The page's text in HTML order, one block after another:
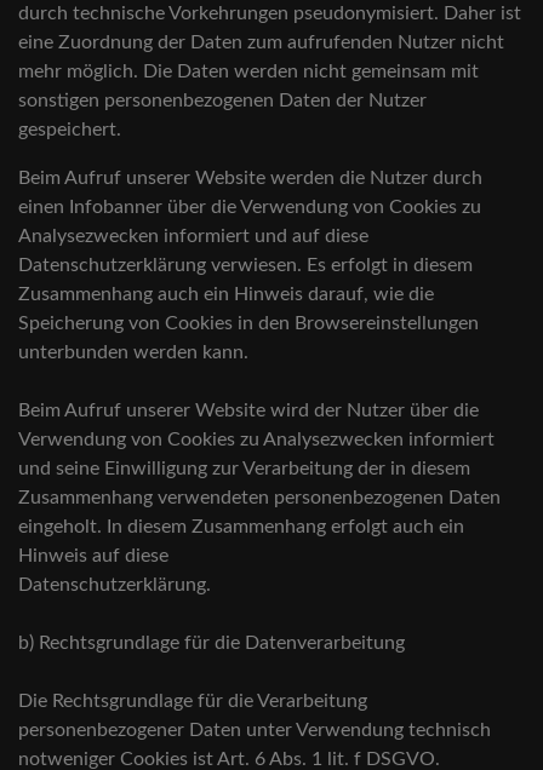
durch technische Vorkehrungen pseudonymisiert. Daher ist
eine Zuordnung der Daten zum aufrufenden Nutzer nicht
mehr möglich. Die Daten werden nicht gemeinsam mit
sonstigen personenbezogenen Daten der Nutzer
gespeichert.
Beim Aufruf unserer Website werden die Nutzer durch
einen Infobanner über die Verwendung von Cookies zu
Analysezwecken informiert und auf diese
Datenschutzerklärung verwiesen. Es erfolgt in diesem
Zusammenhang auch ein Hinweis darauf, wie die
Speicherung von Cookies in den Browsereinstellungen
unterbunden werden kann.
Beim Aufruf unserer Website wird der Nutzer über die
Verwendung von Cookies zu Analysezwecken informiert
und seine Einwilligung zur Verarbeitung der in diesem
Zusammenhang verwendeten personenbezogenen Daten
eingeholt. In diesem Zusammenhang erfolgt auch ein
Hinweis auf diese
Datenschutzerklärung.
b) Rechtsgrundlage für die Datenverarbeitung
Die Rechtsgrundlage für die Verarbeitung
personenbezogener Daten unter Verwendung technisch
notweniger Cookies ist Art. 6 Abs. 1 lit. f DSGVO.